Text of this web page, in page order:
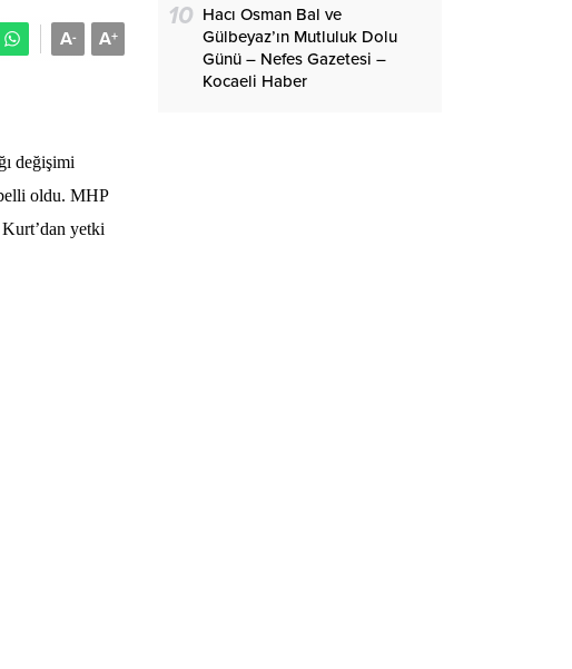
A+
A-
değişimi
oldu. MHP
yetki
10 Hacı Osman Bal ve
Gülbeyaz’ın Mutluluk Dolu
Günü – Nefes Gazetesi –
Kocaeli Haber